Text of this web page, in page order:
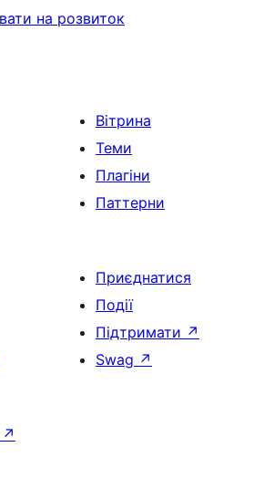
на розвиток
Вітрина
Теми
Плагіни
Паттерни
Приєднатися
Події
Підтримати ↗
Swag ↗
↗